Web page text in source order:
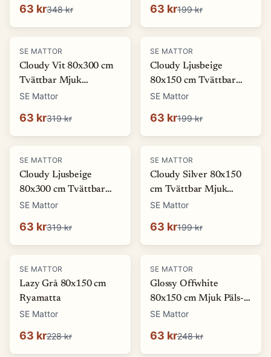
63 kr348 kr 63 kr199 kr
-80%
SE MATTOR
Cloudy Vit 80x300 cm
Tvättbar Mjuk
Ryamatta
SE Mattor
63 kr319 kr
-68%
SE MATTOR
Cloudy Ljusbeige
80x150 cm Tvättbar
Mjuk Ryamatta
SE Mattor
63 kr199 kr
-80%
SE MATTOR
Cloudy Ljusbeige
80x300 cm Tvättbar
Mjuk Ryamatta
SE Mattor
63 kr319 kr
-68%
SE MATTOR
Cloudy Silver 80x150
cm Tvättbar Mjuk
Ryamatta
SE Mattor
63 kr199 kr
-72 %
SE MATTOR
Lazy Grå 80x150 cm
Ryamatta
SE Mattor
63 kr228 kr
-75%
SE MATTOR
Glossy Offwhite
80x150 cm Mjuk Päls-
look Matta
SE Mattor
63 kr248 kr